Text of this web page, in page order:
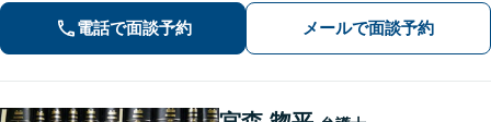
棄、遺留分、遺言書の作成など。出張
相談可。少しでも不安に感じました
ら、お早めにお電話ください。
電話で面談予約 メールで面談予約